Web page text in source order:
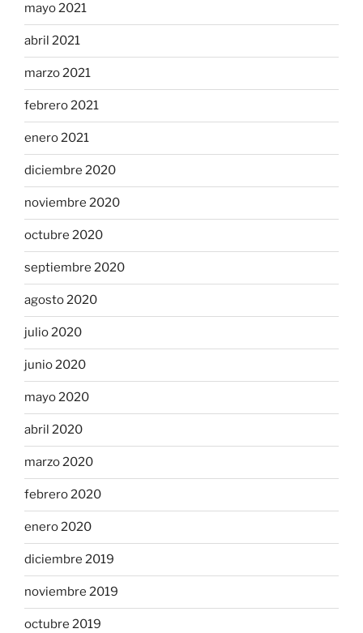
mayo 2021
abril 2021
marzo 2021
febrero 2021
enero 2021
diciembre 2020
noviembre 2020
octubre 2020
septiembre 2020
agosto 2020
julio 2020
junio 2020
mayo 2020
abril 2020
marzo 2020
febrero 2020
enero 2020
diciembre 2019
noviembre 2019
octubre 2019